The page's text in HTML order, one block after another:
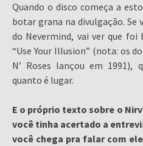
Quando o disco começa a
botar grana na divulgação. Se
do Nevermind, vai ver que foi
“Use Your Illusion” (nota: os
N’ Roses lançou em 1991),
quanto é lugar.
E o próprio texto sobre o
você tinha acertado a
você chega pra falar com